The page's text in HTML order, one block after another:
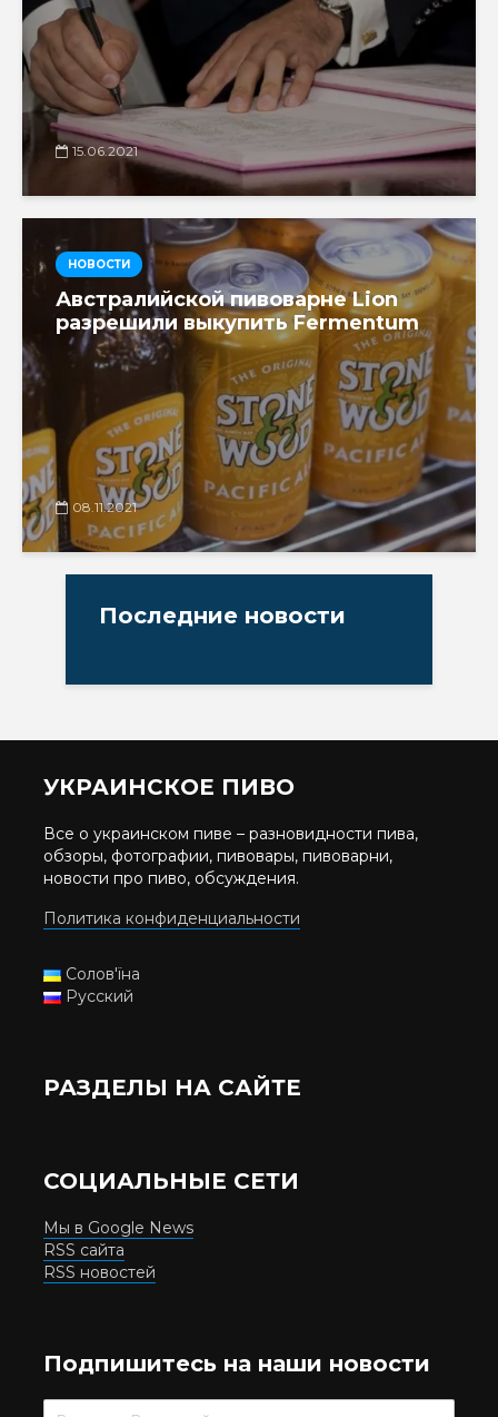
15.06.2021
НОВОСТИ
Австралийской пивоварне Lion
разрешили выкупить Fermentum
08.11.2021
Последние новости
УКРАИНСКОЕ ПИВО
Все о украинском пиве – разновидности пива,
обзоры, фотографии, пивовары, пивоварни,
новости про пиво, обсуждения.
Политика конфиденциальности
Солов'їна
Русский
РАЗДЕЛЫ НА САЙТЕ
СОЦИАЛЬНЫЕ СЕТИ
Мы в Google News
RSS сайта
RSS новостей
Подпишитесь на наши новости